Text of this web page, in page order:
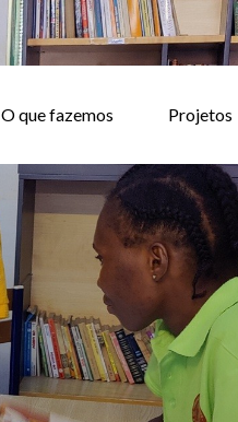
O que fazemos Projetos